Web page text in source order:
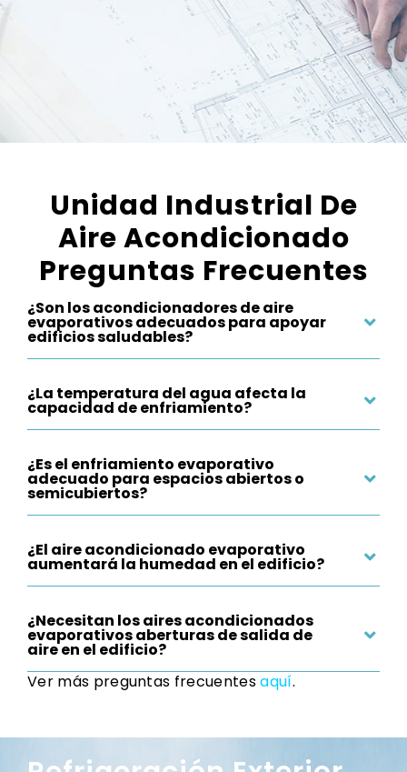
Unidad Industrial De
Aire Acondicionado
Preguntas Frecuentes
¿Son los acondicionadores de aire
evaporativos adecuados para apoyar
edificios saludables?
¿La temperatura del agua afecta la
capacidad de enfriamiento?
¿Es el enfriamiento evaporativo
adecuado para espacios abiertos o
semicubiertos?
¿El aire acondicionado evaporativo
aumentará la humedad en el edificio?
¿Necesitan los aires acondicionados
evaporativos aberturas de salida de
aire en el edificio?
Ver más preguntas frecuentesaquí.